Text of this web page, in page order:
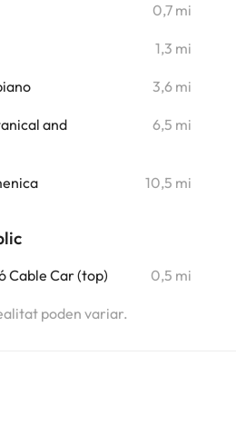
0,7 mi
1,3 mi
3,6 mi
and
6,5 mi
10,5 mi
Cable Car (top) 0,5 mi
poden variar.